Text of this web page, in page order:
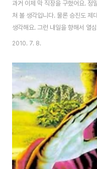
과거 이제 막 직장을 구했어요. 정
쳐 볼 생각입니다. 물론 승진도 제
생각해요. 그런 내일을 향해서 열
날이 온다면, 이런 오늘이 있었다
습니다. 상사는 빨리 일을 처리해
한개를 꺼내어 피어 보려고 하지
마침 직장 상사가 부릅니다. 이번
말하지 말아요. 정말 힘들땐 그냥
이 다 그런거..
2010. 7. 8.